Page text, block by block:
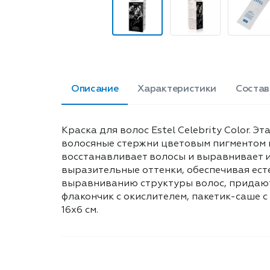
Описание Характеристики Состав
Краска для волос Estel Celebrity Color.
волосяные стержни цветовым пигментом
восстанавливает волосы и выравнивает
выразительные оттенки, обеспечивая
выравниванию структуры волос,
флакончик с окислителем, пакетик-
16х6 см.